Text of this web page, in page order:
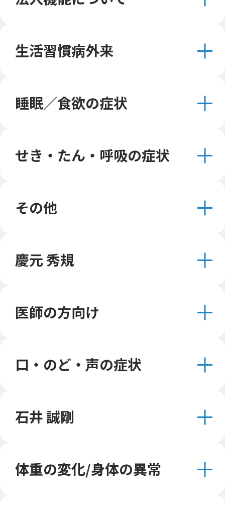
生活習慣病外来
睡眠／食欲の症状
せき・たん・呼吸の症状
その他
慶元 秀規
医師の方向け
口・のど・声の症状
石井 誠剛
体重の変化/身体の異常